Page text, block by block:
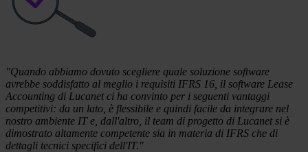
"Quando abbiamo dovuto scegliere quale soluzione software
avrebbe soddisfatto al meglio i requisiti IFRS 16, il software Lease
Accounting di Lucanet ci ha convinto per i seguenti vantaggi
competitivi: da un lato, è flessibile e quindi facile da integrare nel
nostro ambiente IT e, dall'altro, il team di progetto di Lucanet si è
dimostrato altamente competente sia in materia di IFRS che di
dettagli tecnici specifici dell'IT."